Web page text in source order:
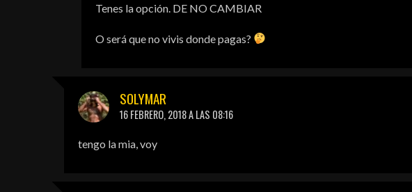
Tenes la opción. DE NO CAMBIAR
O será que no vivis donde pagas?
SOLYMAR
16 FEBRERO, 2018 A LAS 08:16
tengo la mia, voy